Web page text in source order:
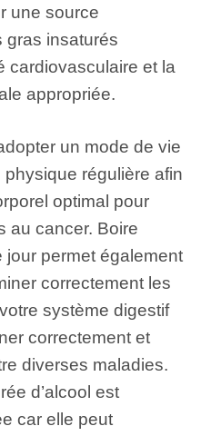
une source
gras insaturés
cardiovasculaire et la
appropriée.
un mode de vie
régulière afin
optimal pour
au cancer. Boire
jour permet également
correctement les
système digestif
correctement et
diverses maladies.
d’alcool est
car elle peut